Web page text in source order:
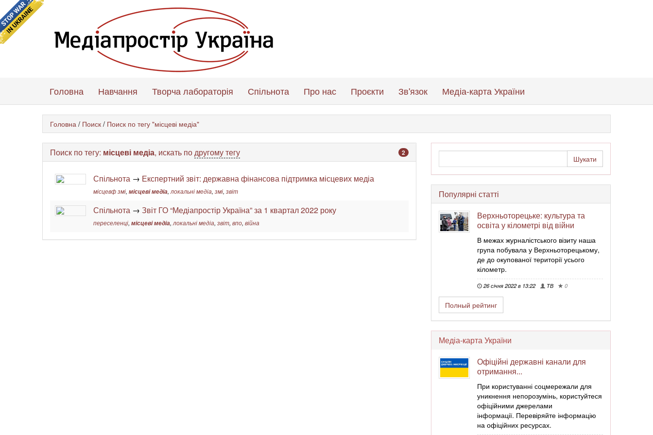
Головна Навчання Творча лабораторія Спільнота Про нас Проєкти Зв'язок Медіа-карта України
Головна / Поиск / Поиск по тегу "місцеві медіа"
2
Поиск по тегу: місцеві медіа, искать подругому тегу
Спільнота → Експертний звіт: державна фінансова підтримка місцевих медіа
місцевф змі, місцеві медіа, локальні медіа, змі, звіт
Спільнота → Звіт ГО “Медіапростір Україна” за 1 квартал 2022 року
переселенці, місцеві медіа, локальні медіа, звіт, впо, війна
Популярні статті
Верхньоторецьке: культура та
освіта у кілометрі від війни
В межах журналістського візиту наша
група побувала у Верхньоторецькому,
де до окупованої території усього
кілометр.
26 січня 2022 в 13:22 ТВ 0
Полный рейтинг
Медіа-карта України
Офіційні державні канали для
отримання...
При користуванні соцмережали для
уникнення непорозумінь, користуйтеся
офіційними джерелами
інформації. Перевіряйте інформацію
на офіційних ресурсах.